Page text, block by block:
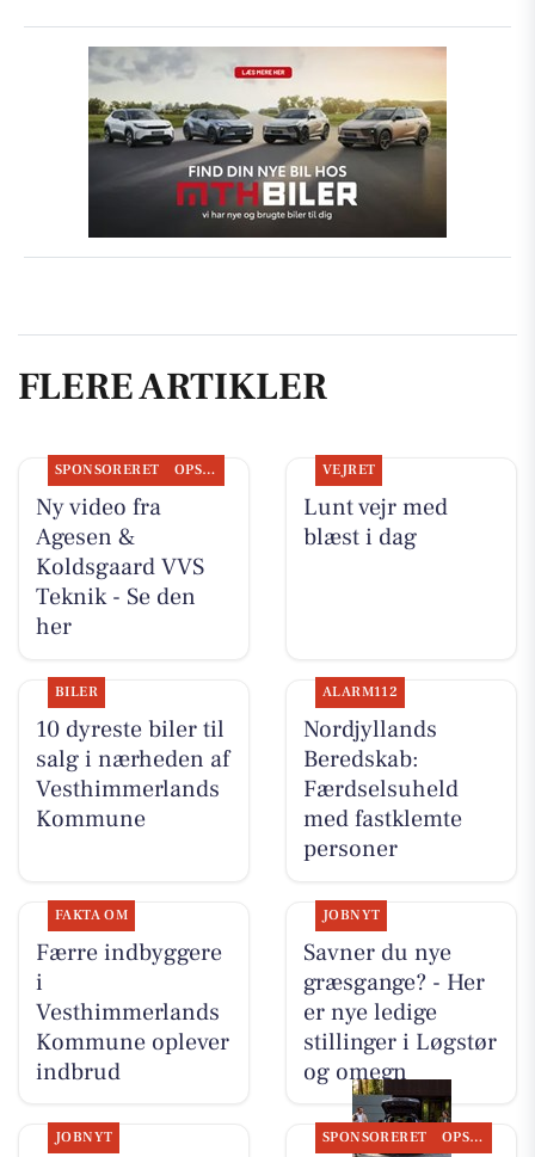
FLERE ARTIKLER
SPONSORERET OPSLAGSTAVLEN
Ny video fra
Agesen &
Koldsgaard VVS
Teknik - Se den
her
VEJRET
Lunt vejr med
blæst i dag
BILER
10 dyreste biler til
salg i nærheden af
Vesthimmerlands
Kommune
ALARM112
Nordjyllands
Beredskab:
Færdselsuheld
med fastklemte
personer
FAKTA OM
Færre indbyggere
i
Vesthimmerlands
Kommune oplever
indbrud
JOBNYT
Savner du nye
græsgange? - Her
er nye ledige
stillinger i Løgstør
og omegn
JOBNYT SPONSORERET OPSLAGSTAVLEN